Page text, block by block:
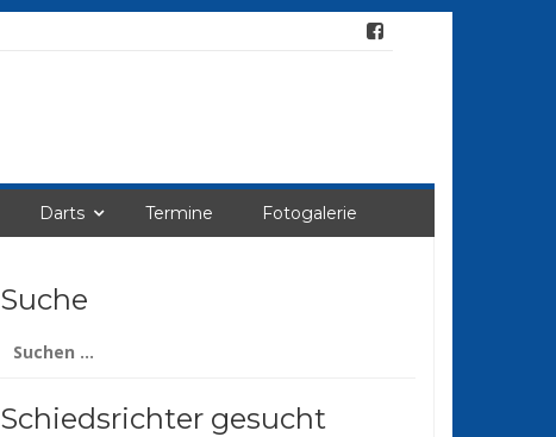
Darts Termine Fotogalerie
Suche
nach:
Schiedsrichter gesucht